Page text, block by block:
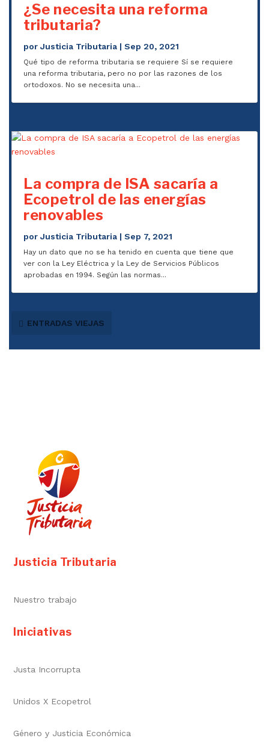
¿Se necesita una reforma
tributaria?
porJusticia Tributaria |Sep 20, 2021
Qué tipo de reforma tributaria se requiere Sí se requiere
una reforma tributaria, pero no por las razones de los
ortodoxos. No se necesita una...
La compra de ISA sacaría a
Ecopetrol de las energías
renovables
porJusticia Tributaria |Sep 7, 2021
Hay un dato que no se ha tenido en cuenta que tiene que
ver con la Ley Eléctrica y la Ley de Servicios Públicos
aprobadas en 1994. Según las normas...
ENTRADAS VIEJAS
Justicia Tributaria
Nuestro trabajo
Iniciativas
Justa Incorrupta
Unidos X Ecopetrol
Género y Justicia Económica